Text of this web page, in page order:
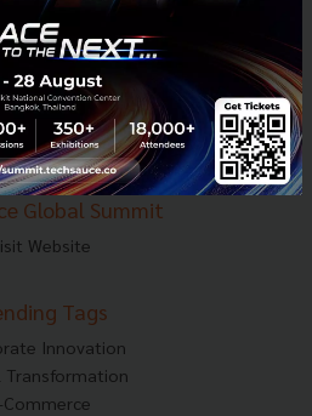
Media
Techsauce
Services
Policy
งบทความ
Global Summit
Website
Tags
Innovation
Transformation
Commerce